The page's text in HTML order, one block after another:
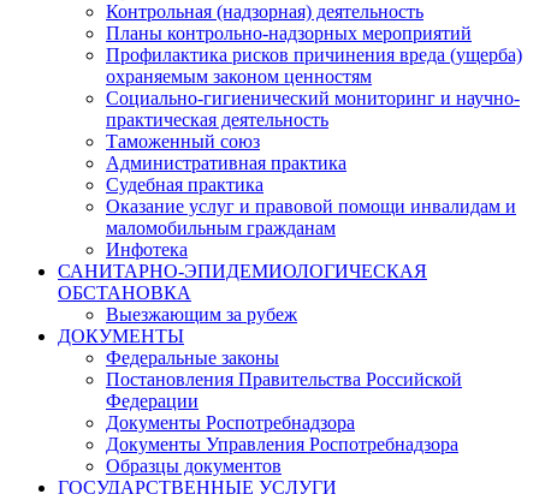
Контрольная (надзорная) деятельность
Планы контрольно-надзорных мероприятий
Профилактика рисков причинения вреда (ущерба)
охраняемым законом ценностям
Социально-гигиенический мониторинг и научно-
практическая деятельность
Таможенный союз
Административная практика
Судебная практика
Оказание услуг и правовой помощи инвалидам и
маломобильным гражданам
Инфотека
САНИТАРНО-ЭПИДЕМИОЛОГИЧЕСКАЯ
ОБСТАНОВКА
Выезжающим за рубеж
ДОКУМЕНТЫ
Федеральные законы
Постановления Правительства Российской
Федерации
Документы Роспотребнадзора
Документы Управления Роспотребнадзора
Образцы документов
ГОСУДАРСТВЕННЫЕ УСЛУГИ